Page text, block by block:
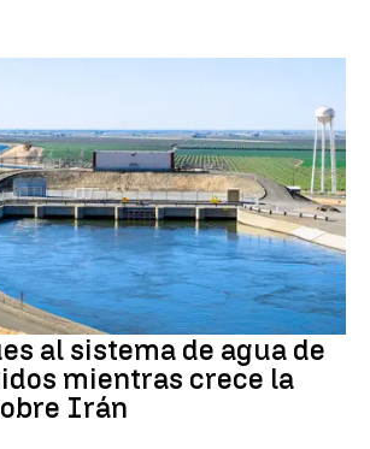
al sistema de agua de
mientras crece la
Irán